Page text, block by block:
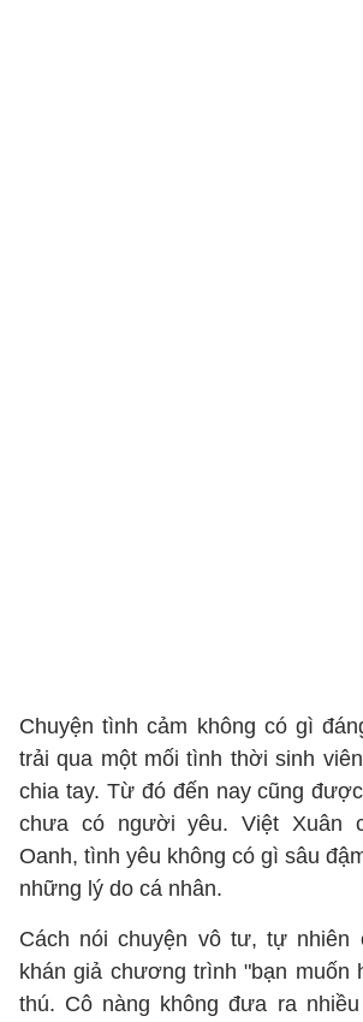
Chuyện tình cảm không có gì
trải qua một mối tình thời sinh
chia tay. Từ đó đến nay cũng
chưa có người yêu. Việt Xuân
Oanh, tình yêu không có gì sâu
những lý do cá nhân.
Cách nói chuyện vô tư, tự nhiên
khán giả chương trình "bạn muốn
thú. Cô nàng không đưa ra